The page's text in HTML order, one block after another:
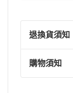
退換貨須知
退換貨規
(一)依
購物須知